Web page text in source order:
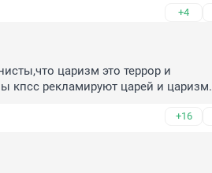
+4
царизм это террор и
кпсс рекламируют царей и царизм.
+16